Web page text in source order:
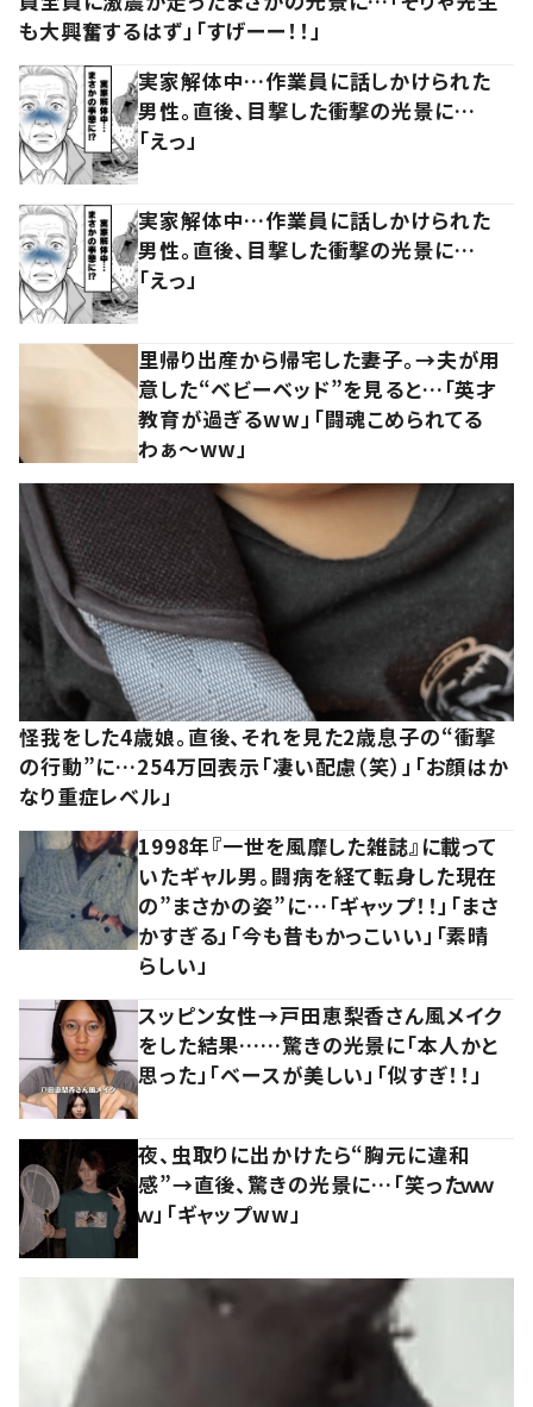
も大興奮するはず」「すげーー！！」
実家解体中…作業員に話しかけられた
男性。直後、目撃した衝撃の光景に…
「えっ」
実家解体中…作業員に話しかけられた
男性。直後、目撃した衝撃の光景に…
「えっ」
里帰り出産から帰宅した妻子。→夫が用
意した“ベビーベッド”を見ると…「英才
教育が過ぎるww」「闘魂こめられてる
わぁ～ww」
怪我をした4歳娘。直後、それを見た2歳息子の“衝撃
の行動”に…254万回表示「凄い配慮（笑）」「お顔はか
なり重症レベル」
1998年『一世を風靡した雑誌』に載って
いたギャル男。闘病を経て転身した現在
の”まさかの姿”に…「ギャップ！！」「まさ
かすぎる」「今も昔もかっこいい」「素晴
らしい」
スッピン女性→戸田恵梨香さん風メイク
をした結果……驚きの光景に「本人かと
思った」「ベースが美しい」「似すぎ！！」
夜、虫取りに出かけたら“胸元に違和
感”→直後、驚きの光景に…「笑ったｗｗ
ｗ」「ギャップww」